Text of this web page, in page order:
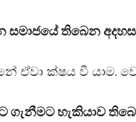
තිබෙන
ක්ෂය වී යාම.
හැකියාව